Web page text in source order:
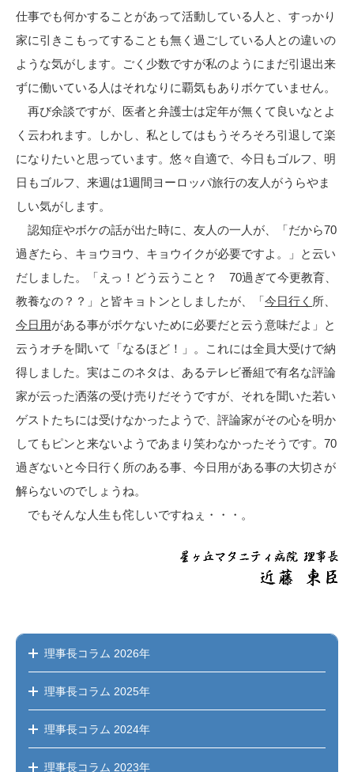
仕事でも何かすることがあって活動している人と、すっかり
家に引きこもってすることも無く過ごしている人との違いの
ような気がします。ごく少数ですが私のようにまだ引退出来
ずに働いている人はそれなりに覇気もありボケていません。
再び余談ですが、医者と弁護士は定年が無くて良いなとよ
く云われます。しかし、私としてはもうそろそろ引退して楽
になりたいと思っています。悠々自適で、今日もゴルフ、明
日もゴルフ、来週は1週間ヨーロッパ旅行の友人がうらやま
しい気がします。
認知症やボケの話が出た時に、友人の一人が、「だから70
過ぎたら、キョウヨウ、キョウイクが必要ですよ。」と云い
だしました。「えっ！どう云うこと？ 70過ぎて今更教育、
教養なの？？」と皆キョトンとしましたが、「今日行く 所、
今日用がある事がボケないために必要だと云う意味だよ」と
云うオチを聞いて「なるほど！」。これには全員大受けで納
得しました。実はこのネタは、あるテレビ番組で有名な評論
家が云った洒落の受け売りだそうですが、それを聞いた若い
ゲストたちには受けなかったようで、評論家がその心を明か
してもピンと来ないようであまり笑わなかったそうです。70
過ぎないと今日行く所のある事、今日用がある事の大切さが
解らないのでしょうね。
でもそんな人生も侘しいですねぇ・・・。
理事長コラム 2026年
理事長コラム 2025年
理事長コラム 2024年
理事長コラム 2023年